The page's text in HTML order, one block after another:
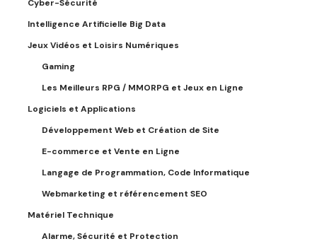
Cyber-Sécurité
Intelligence Artificielle Big Data
Jeux Vidéos et Loisirs Numériques
Gaming
Les Meilleurs RPG / MMORPG et Jeux en Ligne
Logiciels et Applications
Développement Web et Création de Site
E-commerce et Vente en Ligne
Langage de Programmation, Code Informatique
Webmarketing et référencement SEO
Matériel Technique
Alarme, Sécurité et Protection